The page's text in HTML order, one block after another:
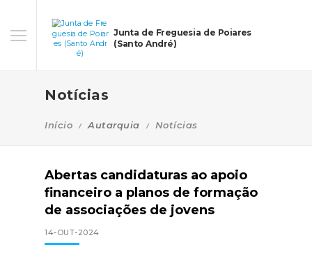
Junta de Freguesia de Poiares
(Santo André)
Notícias
Início Autarquia Notícias
Abertas candidaturas ao apoio
financeiro a planos de formação
de associações de jovens
14-OUT-2024